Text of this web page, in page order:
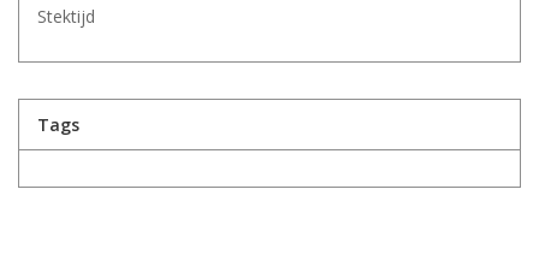
Stektijd
Tags